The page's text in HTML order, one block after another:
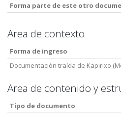
Forma parte de este otro
Area de contexto
Forma de ingreso
Documentación traída de Kapirixo
Area de contenido y
Tipo de documento